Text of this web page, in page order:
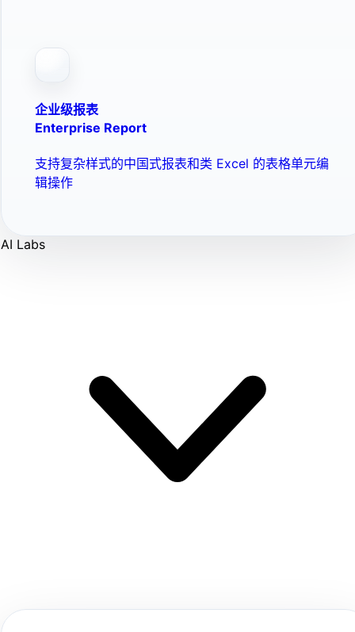
企业级报表
Enterprise Report
支持复杂样式的中国式报表和类 Excel 的表格单元编
辑操作
AI Labs